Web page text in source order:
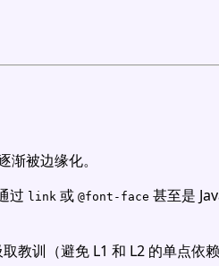
被边缘化。
过 link 或 @font-face 甚至是
教训（避免 L1 和 L2 的单点依赖